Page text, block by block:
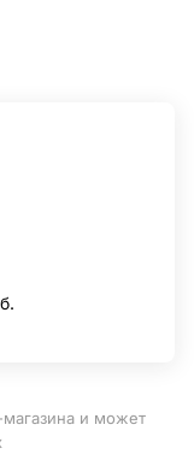
магазина и может